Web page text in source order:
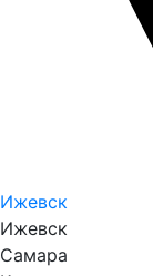
Ижевск
Ижевск
Самара